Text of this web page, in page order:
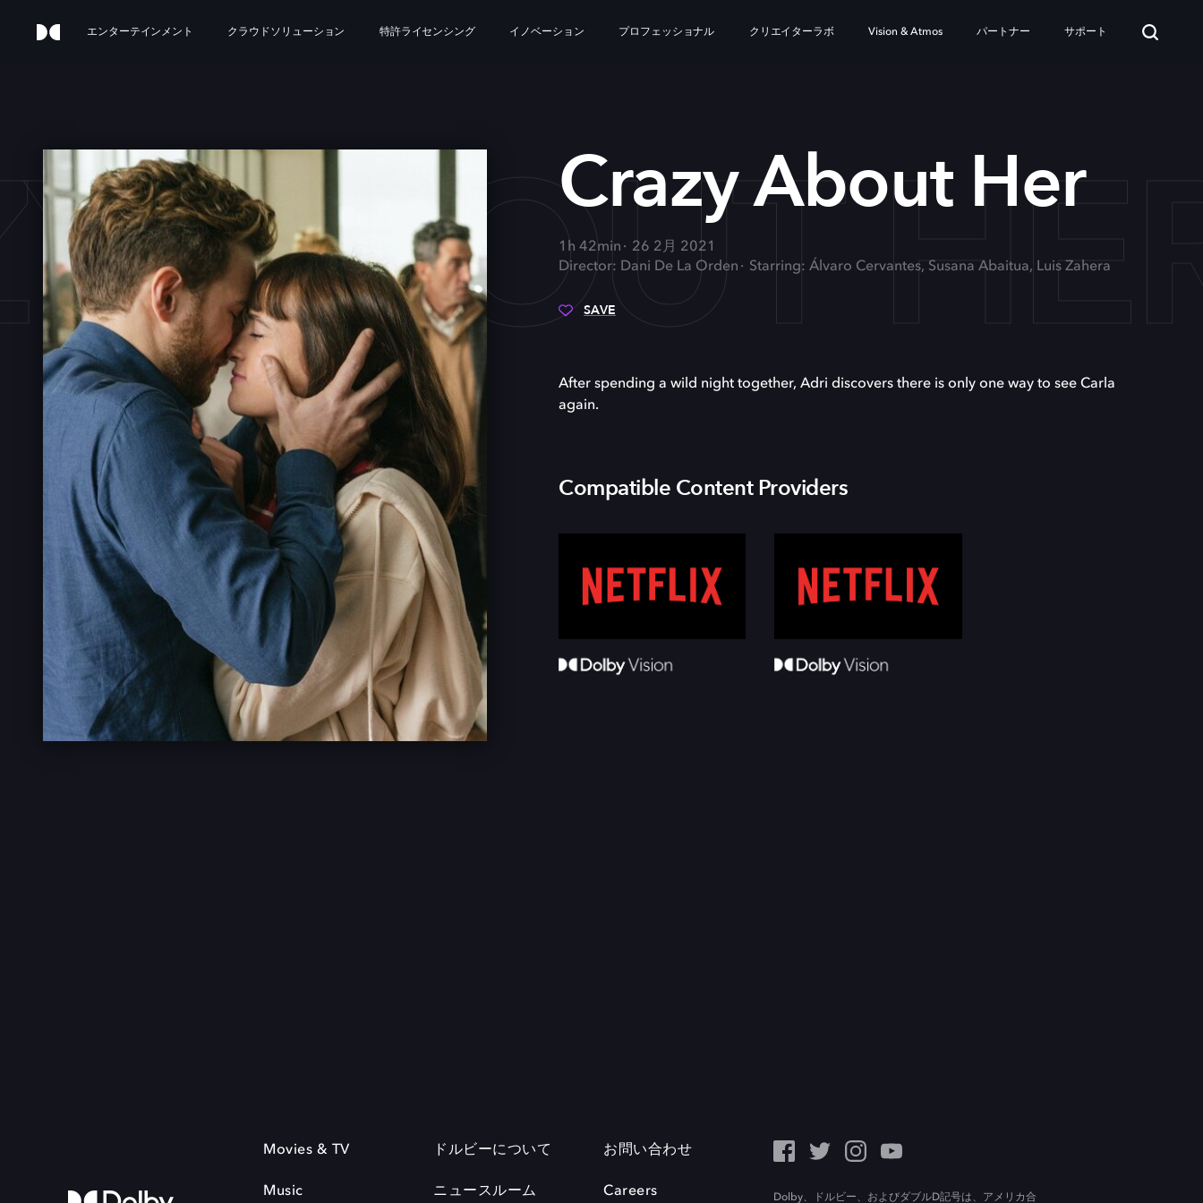
エンターテインメント クラウドソリューション 特許ライセンシング イノベーション プロフェッショナル クリエイターラボ Vision & Atmos パートナー サポート
ABOUTCrazy About Her
1h 42min
26 2月 2021
Director: Dani De La Orden
Starring: Álvaro Cervantes, Susana Abaitua, Luis Zahera
SAVE
After spending a wild night together, Adri discovers there is only one way to see Carla
again.
Compatible Content Providers
Movies & TV
Music
ドルビーについて
ニュースルーム
お問い合わせ
Careers Dolby、ドルビー、およびダブルD記号は、アメリカ合